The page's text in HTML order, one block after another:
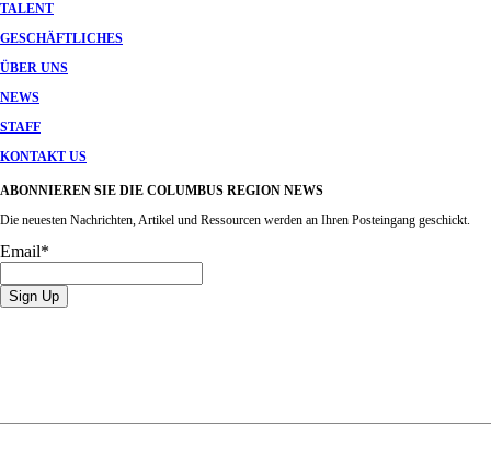
TALENT
GESCHÄFTLICHES
ÜBER UNS
NEWS
STAFF
KONTAKT US
ABONNIEREN SIE DIE COLUMBUS REGION NEWS
Die neuesten Nachrichten, Artikel und Ressourcen werden an Ihren Posteingang geschickt.
Email*